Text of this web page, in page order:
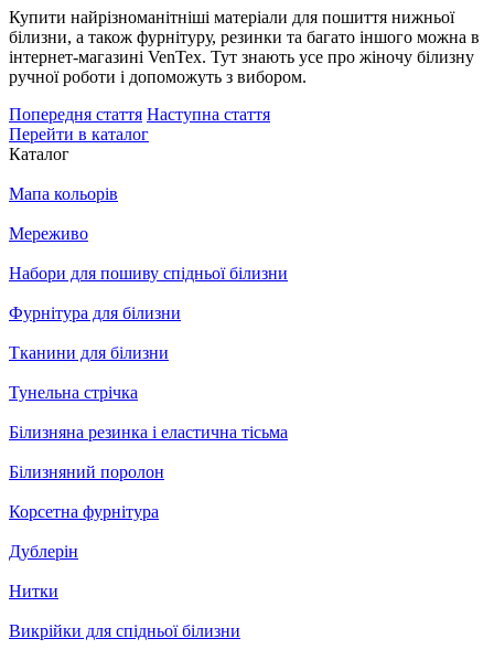
Купити найрізноманітніші матеріали для пошиття нижньої
білизни, а також фурнітуру, резинки та багато іншого можна в
інтернет-магазині VenTex. Тут знають усе про жіночу білизну
ручної роботи і допоможуть з вибором.
Попередня стаття Наступна стаття
Перейти в каталог
Каталог
Мапа кольорів
Мереживо
Набори для пошиву спідньої білизни
Фурнітура для білизни
Тканини для білизни
Тунельна стрічка
Білизняна резинка і еластична тісьма
Білизняний поролон
Корсетна фурнітура
Дублерін
Нитки
Викрійки для спідньої білизни